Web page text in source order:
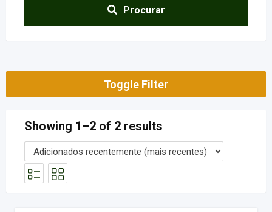
Procurar
Toggle Filter
Showing 1–2 of 2 results